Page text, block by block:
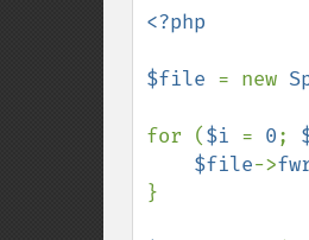
<?php
$file = new
for ($i = 0;
$file->
}